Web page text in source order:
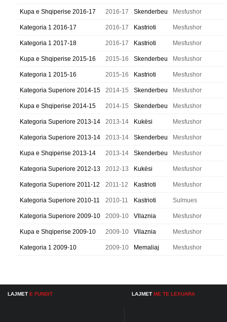
Kupa e Shqiperise 2016-17 2016-17 Skenderbeu Mesfushor
Kategoria 1 2016-17 2016-17 Kastrioti Mesfushor
Kategoria 1 2017-18 2016-17 Kastrioti Mesfushor
Kupa e Shqiperise 2015-16 2015-16 Skenderbeu Mesfushor
Kategoria 1 2015-16 2015-16 Kastrioti Mesfushor
Kategoria Superiore 2014-15 2014-15 Skenderbeu Mesfushor
Kupa e Shqiperise 2014-15 2014-15 Skenderbeu Mesfushor
Kategoria Superiore 2013-14 2013-14 Kukësi Mesfushor
Kategoria Superiore 2013-14 2013-14 Skenderbeu Mesfushor
Kupa e Shqiperise 2013-14 2013-14 Skenderbeu Mesfushor
Kategoria Superiore 2012-13 2012-13 Kukësi Mesfushor
Kategoria Superiore 2011-12 2011-12 Kastrioti Mesfushor
Kategoria Superiore 2010-11 2010-11 Kastrioti Sulmues
Kategoria Superiore 2009-10 2009-10 Vllaznia Mesfushor
Kupa e Shqiperise 2009-10 2009-10 Vllaznia Mesfushor
Kategoria 1 2009-10 2009-10 Memaliaj Mesfushor
LAJMET E FUNDIT LAJMET ME TE LEXUARA